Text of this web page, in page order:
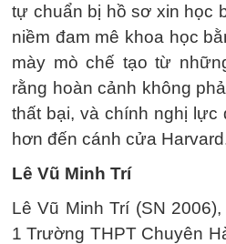
tự chuẩn bị hồ sơ xin học
niềm đam mê khoa học
mày mò chế tạo từ
rằng hoàn cảnh không
thất bại, và chính nghị lực
hơn đến cánh cửa
Lê Vũ Minh Trí
Lê Vũ Minh Trí (SN
1 Trường THPT Chuyên